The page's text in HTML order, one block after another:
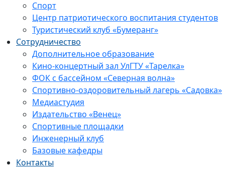
Спорт
Центр патриотического воспитания студентов
Туристический клуб «Бумеранг»
Сотрудничество
Дополнительное образование
Кино-концертный зал УлГТУ «Тарелка»
ФОК с бассейном «Северная волна»
Спортивно-оздоровительный лагерь «Садовка»
Медиастудия
Издательство «Венец»
Спортивные площадки
Инженерный клуб
Базовые кафедры
Контакты